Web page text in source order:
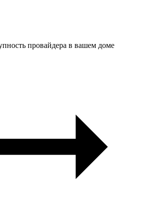
провайдера в вашем доме